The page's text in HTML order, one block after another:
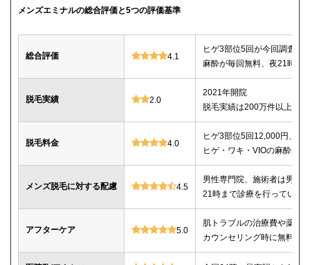
メンズエミナルの総合評価と5つの評価基準
総合評価 4.1
ヒゲ3部位5回が今回調査し
麻酔が毎回無料、夜21時ま
脱毛実績 2.0
2021年開院
脱毛実績は200万件以上
脱毛料金 4.0
ヒゲ3部位5回12,000円、ヒ
ヒゲ・ワキ・VIOの麻酔が
メンズ脱毛に対する配慮 4.5
男性専門院、施術者は男性
21時まで診療を行っている
アフターケア 5.0
肌トラブルの治療費や薬代
カウンセリング時に無料で